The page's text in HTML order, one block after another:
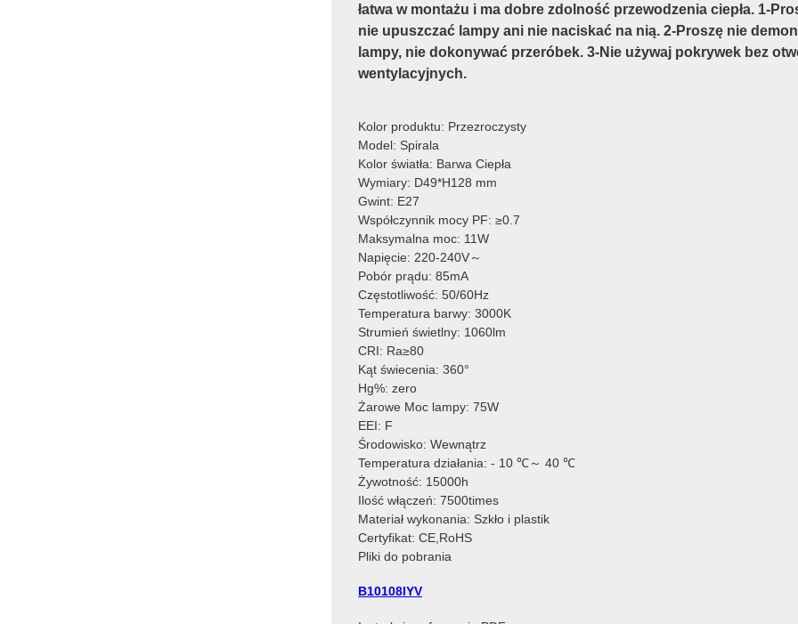
łatwa w montażu i ma dobre zdolność przewodzenia ciepła. 1-
nie upuszczać lampy ani nie naciskać na nią. 2-Proszę nie
lampy, nie dokonywać przeróbek. 3-Nie używaj pokrywek bez
wentylacyjnych.
Kolor produktu: Przezroczysty
Model: Spirala
Kolor światła: Barwa Ciepła
Wymiary: D49*H128 mm
Gwint: E27
Współczynnik mocy PF: ≥0.7
Maksymalna moc: 11W
Napięcie: 220-240V～
Pobór prądu: 85mA
Częstotliwość: 50/60Hz
Temperatura barwy: 3000K
Strumień świetlny: 1060lm
CRI: Ra≥80
Kąt świecenia: 360°
Hg%: zero
Żarowe Moc lampy: 75W
EEI: F
Środowisko: Wewnątrz
Temperatura działania: - 10 ℃～ 40 ℃
Żywotność: 15000h
Ilość włączeń: 7500times
Materiał wykonania: Szkło i plastik
Certyfikat: CE,RoHS
Pliki do pobrania
B10108IYV